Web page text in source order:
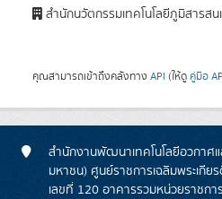
สำนักนวัตกรรมเทคโนโลยีภูมิสารสน
คุณสามารถเข้าถึงคลังทาง API (ให้ดู คู่มือ
สำนักงานพัฒนาเทคโนโลยีอวกาศ
มหาชน) ศูนย์ราชการเฉลิมพระเกี
เลขที่ 120 อาคารรวมหน่วยราชก